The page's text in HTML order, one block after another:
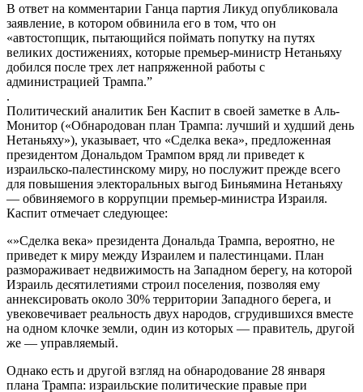
В ответ на комментарии Ганца партия Ликуд опубликовала
заявление, в котором обвинила его в том, что он
«автостопщик, пытающийся поймать попутку на путях
великих достижениях, которые премьер-министр Нетаньяху
добился после трех лет напряженной работы с
администрацией Трампа.”
.
Политический аналитик Бен Каспит в своей заметке в Аль-
Монитор («Обнародован план Трампа: лучший и худший день
Нетаньяху»), указывает, что «Сделка века», предложенная
президентом Дональдом Трампом вряд ли приведет к
израильско-палестинскому миру, но послужит прежде всего
для повышения электоральных выгод Биньямина Нетаньяху
— обвиняемого в коррупции премьер-министра Израиля.
Каспит отмечает следующее:
«»Сделка века» президента Дональда Трампа, вероятно, не
приведет к миру между Израилем и палестинцами. План
размораживает недвижимость на Западном берегу, на которой
Израиль десятилетиями строил поселения, позволяя ему
аннексировать около 30% территории Западного берега, и
увековечивает реальность двух народов, сгрудившихся вместе
на одном клочке земли, один из которых — правитель, другой
же — управляемый.
Однако есть и другой взгляд на обнародование 28 января
плана Трампа: израильские политические правые при